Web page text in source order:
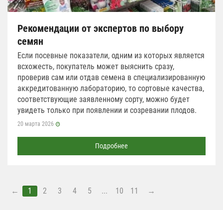
Рекомендации от экспертов по выбору
семян
Если посевные показатели, одним из которых является
всхожесть, покупатель может выяснить сразу,
проверив сам или отдав семена в специализированную
аккредитованную лабораторию, то сортовые качества,
соответствующие заявленному сорту, можно будет
увидеть только при появлении и созревании плодов.
20 марта 2026
Подробнее
← 1 2 3 4 5 ... 10 11 →